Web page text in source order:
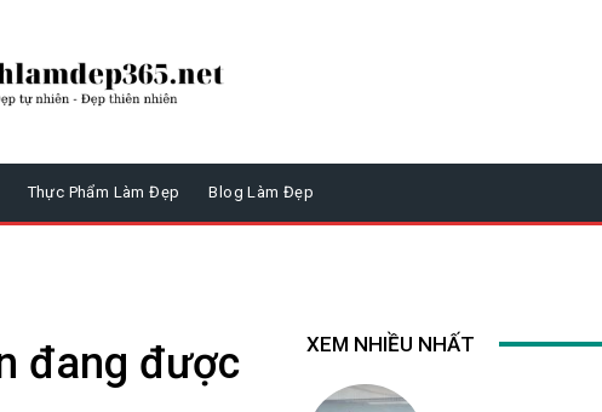
Thực Phẩm Làm Đẹp Blog Làm Đẹp
đang được
XEM NHIỀU NHẤT